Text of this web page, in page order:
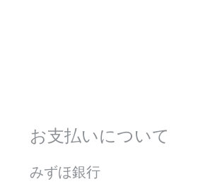
お支払いについて
みずほ銀行